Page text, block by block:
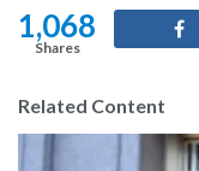
1,068
Shares
Related Content